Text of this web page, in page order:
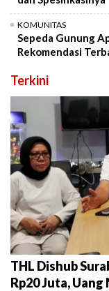
KOMUNITAS
Sepeda Gunung
Rekomendasi
Terkini
THL Dishub
Rp20 Juta,